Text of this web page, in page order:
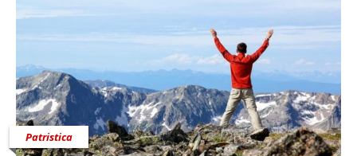
Patristica